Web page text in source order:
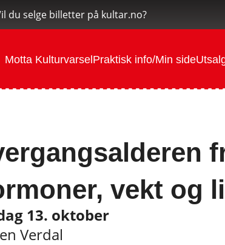
du selge billetter på kultar.no?
Motta KulturvarselPraktisk info/Min side
vekt og
13. oktober
Verdal